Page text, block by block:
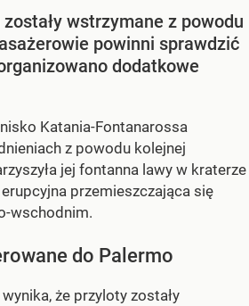
wstrzymane z powodu
powinni sprawdzić
dodatkowe
Katania-Fontanarossa
z powodu kolejnej
jej fontanna lawy w kraterze
przemieszczająca się
wschodnim.
do Palermo
że przyloty zostały